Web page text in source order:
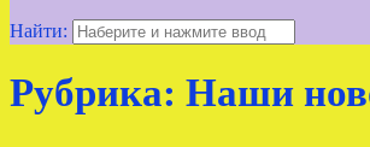
Найти:
Рубрика: Наши